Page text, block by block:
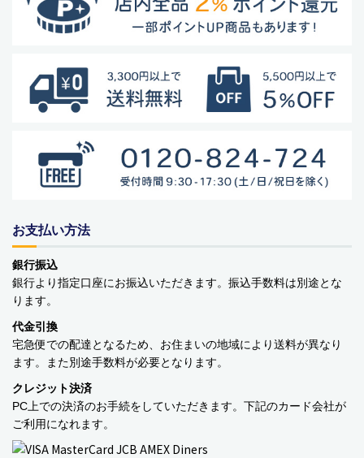
お支払い方法
銀行振込
銀行より指定口座にお振込いただきます。振込手数料は別途とな
ります。
代金引換
宅急便での配達となるため、お住まいの地域により送料が異なり
ます。また別途手数料が必要となります。
クレジット決済
PC上での決済のお手続をしていただきます。下記のカード会社が
ご利用になれます。